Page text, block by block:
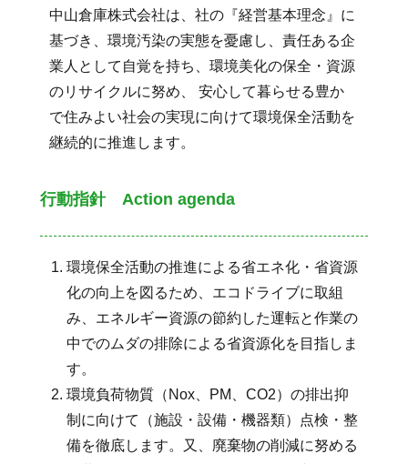
中山倉庫株式会社は、社の『経営基本理念』に
基づき、環境汚染の実態を憂慮し、責任ある企
業人として自覚を持ち、環境美化の保全・資源
のリサイクルに努め、 安心して暮らせる豊か
で住みよい社会の実現に向けて環境保全活動を
継続的に推進します。
行動指針 Action agenda
環境保全活動の推進による省エネ化・省資源
化の向上を図るため、エコドライブに取組
み、エネルギー資源の節約した運転と作業の
中でのムダの排除による省資源化を目指しま
す。
環境負荷物質（Nox、PM、CO2）の排出抑
制に向けて（施設・設備・機器類）点検・整
備を徹底します。又、廃棄物の削減に努める